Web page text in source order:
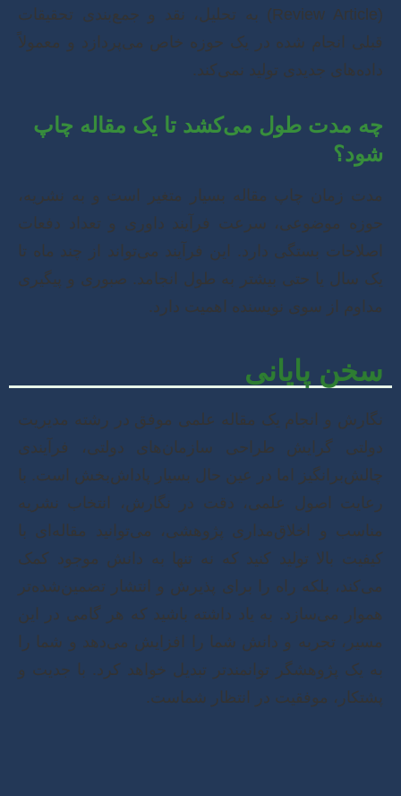
(Review Article) به تحلیل، نقد و جمع‌بندی تحقیقات
قبلی انجام شده در یک حوزه خاص می‌پردازد و معمولاً
داده‌های جدیدی تولید نمی‌کند.
چه مدت طول می‌کشد تا یک مقاله چاپ
شود؟
مدت زمان چاپ مقاله بسیار متغیر است و به نشریه،
حوزه موضوعی، سرعت فرآیند داوری و تعداد دفعات
اصلاحات بستگی دارد. این فرآیند می‌تواند از چند ماه تا
یک سال یا حتی بیشتر به طول انجامد. صبوری و پیگیری
مداوم از سوی نویسنده اهمیت دارد.
سخن پایانی
نگارش و انجام یک مقاله علمی موفق در رشته مدیریت
دولتی گرایش طراحی سازمان‌های دولتی، فرآیندی
چالش‌برانگیز اما در عین حال بسیار پاداش‌بخش است. با
رعایت اصول علمی، دقت در نگارش، انتخاب نشریه
مناسب و اخلاق‌مداری پژوهشی، می‌توانید مقاله‌ای با
کیفیت بالا تولید کنید که نه تنها به دانش موجود کمک
می‌کند، بلکه راه را برای پذیرش و انتشار تضمین‌شده‌تر
هموار می‌سازد. به یاد داشته باشید که هر گامی در این
مسیر، تجربه و دانش شما را افزایش می‌دهد و شما را
به یک پژوهشگر توانمندتر تبدیل خواهد کرد. با جدیت و
پشتکار، موفقیت در انتظار شماست.